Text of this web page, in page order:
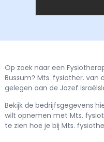
Op zoek naar een
Bussum? Mts. fysiother. van
gelegen aan de Jozef
Bekijk de bedrijfsgegevens
wilt opnemen met Mts.
te zien hoe je bij Mts.